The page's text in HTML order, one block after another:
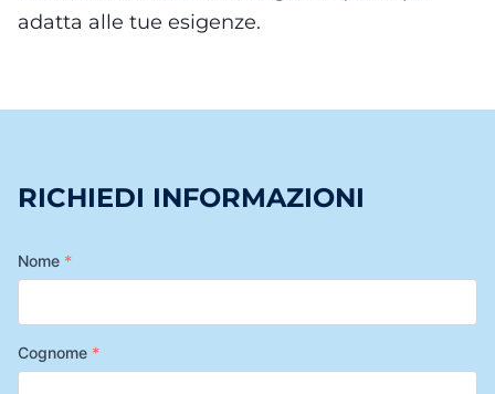
adatta alle tue esigenze.
RICHIEDI INFORMAZIONI
Nome *
Cognome *